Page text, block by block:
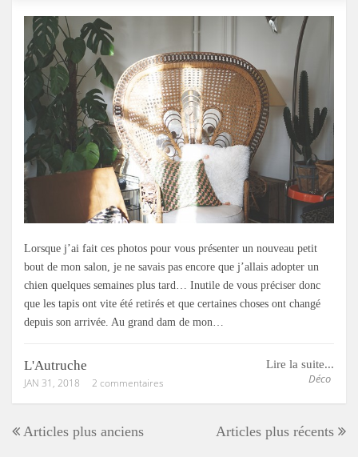
Lorsque j’ai fait ces photos pour vous présenter un nouveau petit
bout de mon salon, je ne savais pas encore que j’allais adopter un
chien quelques semaines plus tard… Inutile de vous préciser donc
que les tapis ont vite été retirés et que certaines choses ont changé
depuis son arrivée. Au grand dam de mon…
Lire la suite...
Déco
L'Autruche
JAN 31, 2018 2 commentaires
Articles plus anciens Articles plus récents